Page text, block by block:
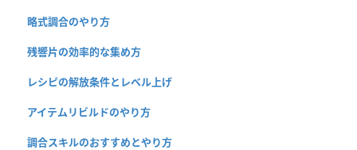
略式調合のやり方
残響片の効率的な集め方
レシピの解放条件とレベル上げ
アイテムリビルドのやり方
調合スキルのおすすめとやり方